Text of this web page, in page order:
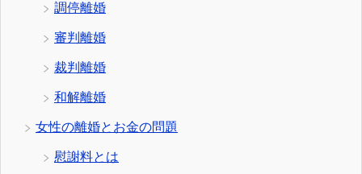
調停離婚
審判離婚
裁判離婚
和解離婚
女性の離婚とお金の問題
慰謝料とは